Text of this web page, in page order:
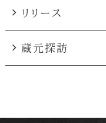
リリース
蔵元探訪